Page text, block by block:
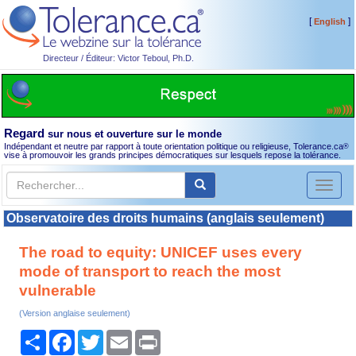
Directeur / Éditeur: Victor Teboul, Ph.D.
[English ]
Regard sur nous et ouverture sur le monde
Indépendant et neutre par rapport à toute orientation politique ou religieuse, Tolerance.ca®
vise à promouvoir les grands principes démocratiques sur lesquels repose la tolérance.
Toggle
Observatoire des droits humains (anglais seulement)
The road to equity: UNICEF uses every
mode of transport to reach the most
vulnerable
(Version anglaise seulement)
PartagerFacebook
TwitterEmail